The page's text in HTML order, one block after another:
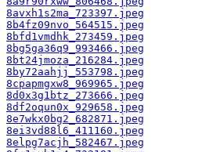
8avxh1s2ma_723397.jpeg
8b4fz09nvo_564515.jpeg
8bfd1vmdhk_273459.jpeg
8bg5ga36q9_993466.jpeg
8bt24jmoza_216284.jpeg
8by72aahjj_553798.jpeg
8cpapmgxw8_969965.jpeg
8d0x3g1btz_273666.jpeg
8df2oqun0x_929658.jpeg
8e7wkx0bg2_682871.jpeg
8ei3vd88l6_411160.jpeg
8elpg7acjh_582467.jpeg